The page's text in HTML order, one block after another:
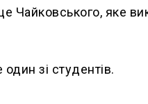
яке
зі студентів.